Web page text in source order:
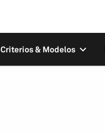
Criterios & Modelos